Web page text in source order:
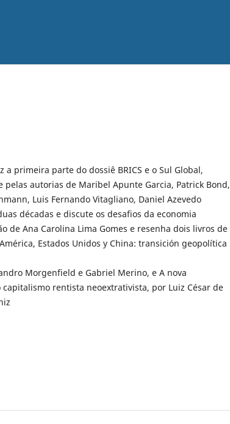
a primeira parte do dossiê BRICS e o Sul Global,
pelas autorias de Maribel Apunte Garcia, Patrick Bond,
Luis Fernando Vitagliano, Daniel Azevedo
décadas e discute os desafios da economia
de Ana Carolina Lima Gomes e resenha dois livros de
Estados Unidos y China: transición geopolítica
Morgenfield e Gabriel Merino, e A nova
rentista neoextrativista, por Luiz César de